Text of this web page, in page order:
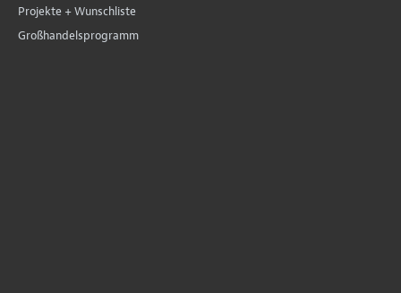
Projekte + Wunschliste
Großhandelsprogramm